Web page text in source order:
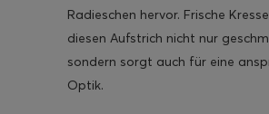
Radieschen hervor. Frische
diesen Aufstrich nicht nur
sondern sorgt auch für eine
Optik.